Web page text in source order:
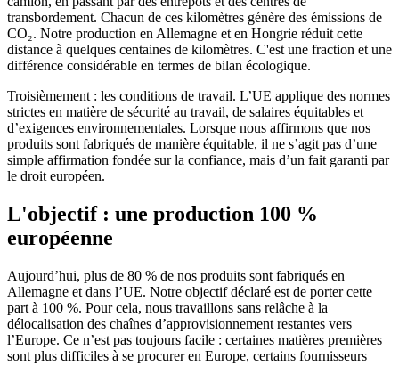
transbordement. Chacun de ces kilomètres génère des émissions de
CO₂. Notre production en Allemagne et en Hongrie réduit cette
distance à quelques centaines de kilomètres. C'est une fraction et une
différence considérable en termes de bilan écologique.
Troisièmement : les conditions de travail. L’UE applique des normes
strictes en matière de sécurité au travail, de salaires équitables et
d’exigences environnementales. Lorsque nous affirmons que nos
produits sont fabriqués de manière équitable, il ne s’agit pas d’une
simple affirmation fondée sur la confiance, mais d’un fait garanti par
le droit européen.
L'objectif : une production 100 %
européenne
Aujourd’hui, plus de 80 % de nos produits sont fabriqués en
Allemagne et dans l’UE. Notre objectif déclaré est de porter cette
part à 100 %. Pour cela, nous travaillons sans relâche à la
délocalisation des chaînes d’approvisionnement restantes vers
l’Europe. Ce n’est pas toujours facile : certaines matières premières
sont plus difficiles à se procurer en Europe, certains fournisseurs